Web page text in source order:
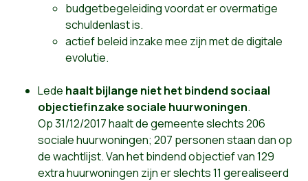
budgetbegeleiding voordat er overmatige
schuldenlast is.
actief beleid inzake mee zijn met de digitale
evolutie.
Lede haalt bijlange niet het bindend sociaal
objectiefinzake sociale huurwoningen.
Op 31/12/2017 haalt de gemeente slechts 206
sociale huurwoningen; 207 personen staan dan op
de wachtlijst. Van het bindend objectief van 129
extra huurwoningen zijn er slechts 11 gerealiseerd